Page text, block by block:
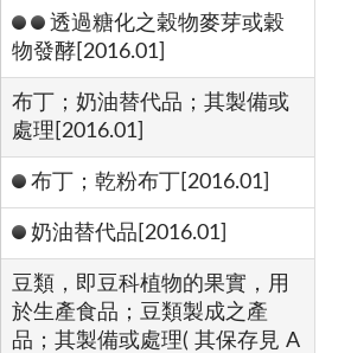
透過糖化之穀物麥芽或穀
物發酵[2016.01]
布丁；奶油替代品；其製備或
處理[2016.01]
布丁；乾粉布丁[2016.01]
奶油替代品[2016.01]
豆類，即豆科植物的果實，用
於生產食品；豆類製成之產
品；其製備或處理( 其保存見 A